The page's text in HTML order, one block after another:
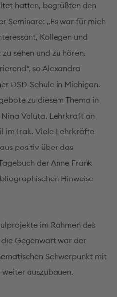
hatten, begrüßten den
Seminare: „Es war für mich
Kollegen und
sehen und zu hören.
so Alexandra
DSD-Schule in Michigan.
zu diesem Thema in
Valuta, Lehrkraft an
im Irak. Viele Lehrkräfte
positiv über das
der Anne Frank
Hinweise
im Rahmen des
Gegenwart war der
Schwerpunkt mit
auszubauen.